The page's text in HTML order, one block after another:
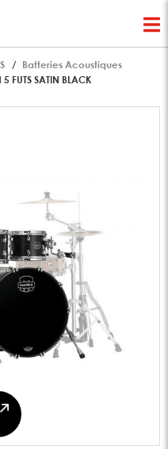
Batteries Acoustiques
FUTS SATIN BLACK